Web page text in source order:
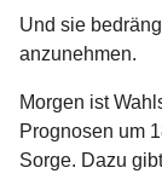
Und sie
anzunehmen.
Morgen ist
Prognosen um
Sorge. Dazu